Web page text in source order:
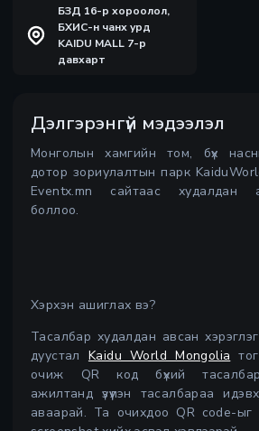
БЗД 16-р хороолол,
БХИС-н чанх урд
KAIDU MALL 7-р
давхарт
Дэлгэрэнгүй мэдээлэл
Монголын хамгийн том, бүх
дотор зориулалтын парк
Eventx.mn сайтаас худалдан
боллоо.
Хэрхэн ашиглах вэ?
Тасалбар худалдан авсан
дуустал Kaidu World Mongolia
очиж QR код бүхий
ажилтанд үзүүлэн тасалбараа
аваарай. Та очихдоо QR code-